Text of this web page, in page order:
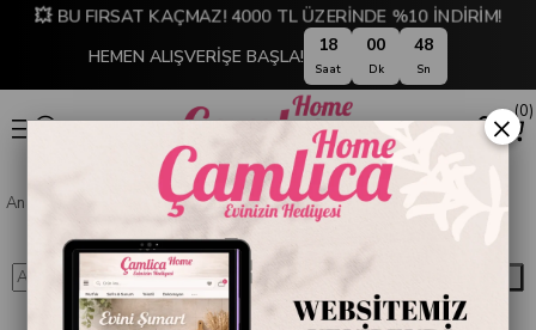
💥 BU FIRSAT KAÇMAZ! 4000 TL ÜZERİNDE %10 İNDİRİM!
HEMEN ALIŞVERİŞE BAŞLA!
18
Saat
00
Dk
47
Sn
0
Anasayfa
×